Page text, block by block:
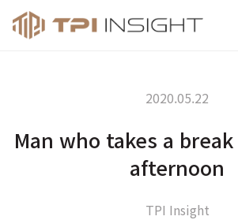
티피
2020.05.22
Man who takes a
afternoon
TPI Insight